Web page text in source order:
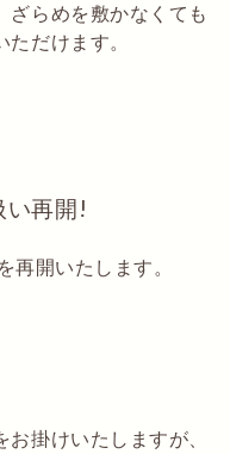
ざらめを敷かなくても
だけます。
い再開!
開いたします。
掛けいたしますが、